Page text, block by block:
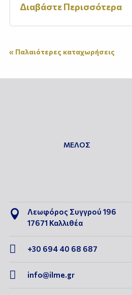
Διαβάστε Περισσότερα
« Παλαιότερες καταχωρήσεις
ΜΕΛΟΣ

Λεωφόρος Συγγρού 196
17671 Καλλιθέα
 +30 694 40 68 687
 info@ilme.gr